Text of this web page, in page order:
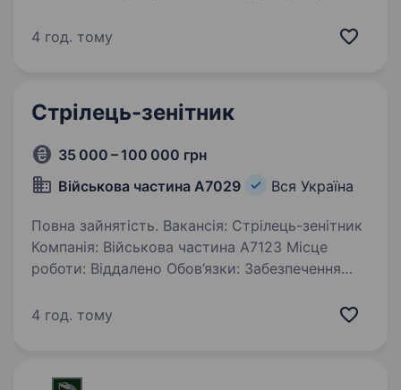
територіальної оборони. Це сучасна,
4 год. тому
Стрілець-зенітник
35 000 – 100 000 грн
Військова частина А7029
Вся Україна
Повна зайнятість. Вакансія: Стрілець-зенітник
Компанія: Військова частина А7123 Місце
роботи: Віддалено Обов’язки: Забезпечення
повітряних атак Ефективна робота з зенітно-
4 год. тому